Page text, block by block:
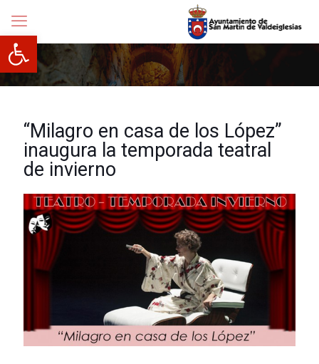
Abrir barra de herramientas
“Milagro en casa de los López”
inaugura la temporada teatral
de invierno